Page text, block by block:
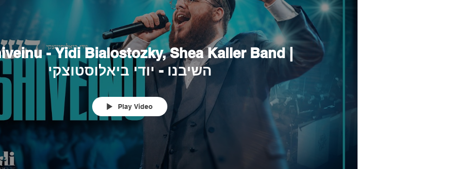
- Yidi Bialostozky, Shea Kaller Band |
השיבנו - יודי ביאלוסטוצקי
Play Video